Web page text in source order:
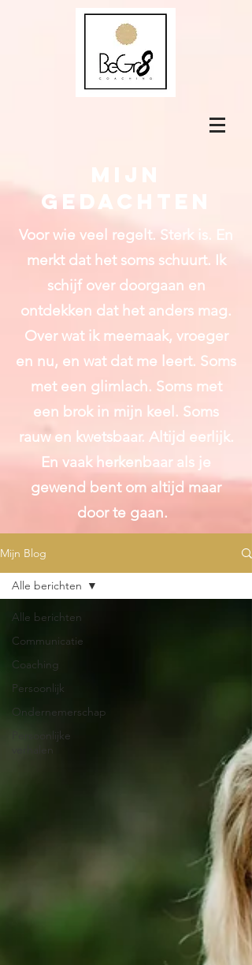
Mijn
gedachten
Voor wie veel regelt. Sterk is. En
merkt dat het soms schuurt. Ik
schijf over doorgaan en
ontdekken dat het anders mag.
Over wat ik meemaak, vroeger
en nu, en wat dat me leert. Soms
met een glimlach. Soms met
een brok in mijn keel. Soms
rauw en kwetsbaar. Altijd eerlijk.
En vaak herkenbaar als je
gewend bent om altijd maar
door te gaan.
Mijn Blog
Alle berichten
Communicatie
Coaching
Persoonlijk
Ondernemerschap
Persoonlijke
verhalen
Alle berichten